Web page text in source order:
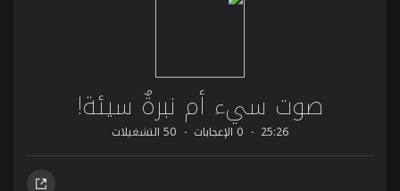
صوت سيء أم نبرةٌ سيئة!
25:26 0 الإعجابات 50 التشغيلات